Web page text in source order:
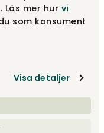
mer hur vi
som konsument
Visa detaljer
2 795 kr